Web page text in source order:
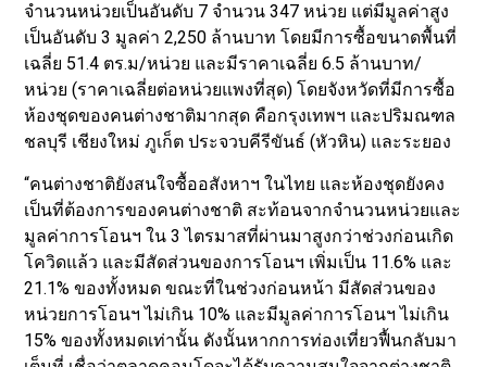
จำนวนหน่วยเป็นอันดับ 7 จำนวน 347 หน่วย แต่มีมูลค่าสูง
เป็นอันดับ 3 มูลค่า 2,250 ล้านบาท โดยมีการซื้อขนาดพื้นที่
เฉลี่ย 51.4 ตร.ม/หน่วย และมีราคาเฉลี่ย 6.5 ล้านบาท/
หน่วย (ราคาเฉลี่ยต่อหน่วยแพงที่สุด) โดยจังหวัดที่มีการซื้อ
ห้องชุดของคนต่างชาติมากสุด คือกรุงเทพฯ และปริมณฑล
ชลบุรี เชียงใหม่ ภูเก็ต ประจวบคีรีขันธ์ (หัวหิน) และระยอง
“คนต่างชาติยังสนใจซื้ออสังหาฯ ในไทย และห้องชุดยังคง
เป็นที่ต้องการของคนต่างชาติ สะท้อนจากจำนวนหน่วยและ
มูลค่าการโอนฯ ใน 3 ไตรมาสที่ผ่านมาสูงกว่าช่วงก่อนเกิด
โควิดแล้ว และมีสัดส่วนของการโอนฯ เพิ่มเป็น 11.6% และ
21.1% ของทั้งหมด ขณะที่ในช่วงก่อนหน้า มีสัดส่วนของ
หน่วยการโอนฯ ไม่เกิน 10% และมีมูลค่าการโอนฯ ไม่เกิน
15% ของทั้งหมดเท่านั้น ดังนั้นหากการท่องเที่ยวฟื้นกลับมา